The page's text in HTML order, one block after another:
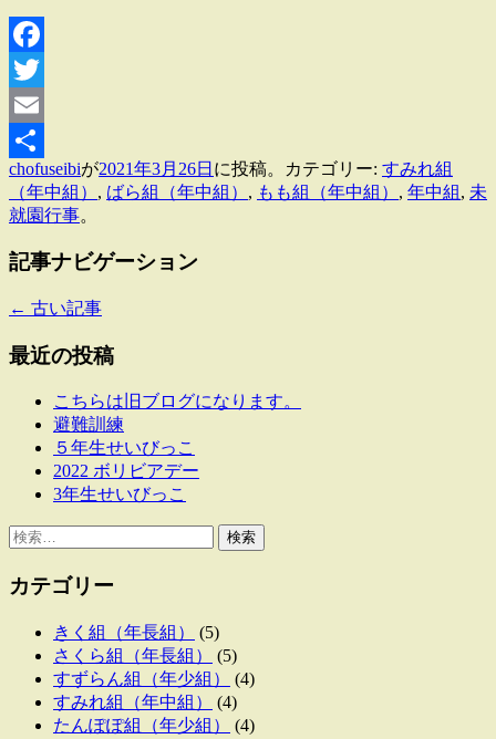
Facebook
Twitter
Email
共
有
chofuseibiが2021年3月26日 に投稿。カテゴリー: すみれ組
（年中組） , ばら組（年中組） , もも組（年中組） , 年中組 , 未
就園行事。
記事ナビゲーション
← 古い記事
最近の投稿
こちらは旧ブログになります。
避難訓練
５年生せいびっこ
2022 ボリビアデー
3年生せいびっこ
検
カテゴリー
きく組（年長組）
(5)
さくら組（年長組）
(5)
すずらん組（年少組）
(4)
すみれ組（年中組）
(4)
たんぽぽ組（年少組）
(4)